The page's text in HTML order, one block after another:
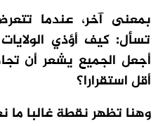
بمعنى آخر، عندما
تسأل: كيف أؤذي
أجعل الجميع يشعر أن
أقل استقرارا؟
وهنا تظهر نقطة غالبا ما